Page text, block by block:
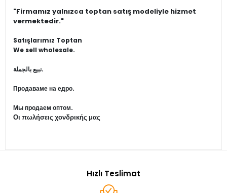
"Firmamız yalnızca toptan satış modeliyle hizmet
vermektedir."
Satışlarımız Toptan
We sell wholesale.
نبيع بالجملة.
Продаваме на едро.
Мы продаем оптом.
Οι πωλήσεις χονδρικής μας
Hızlı Teslimat